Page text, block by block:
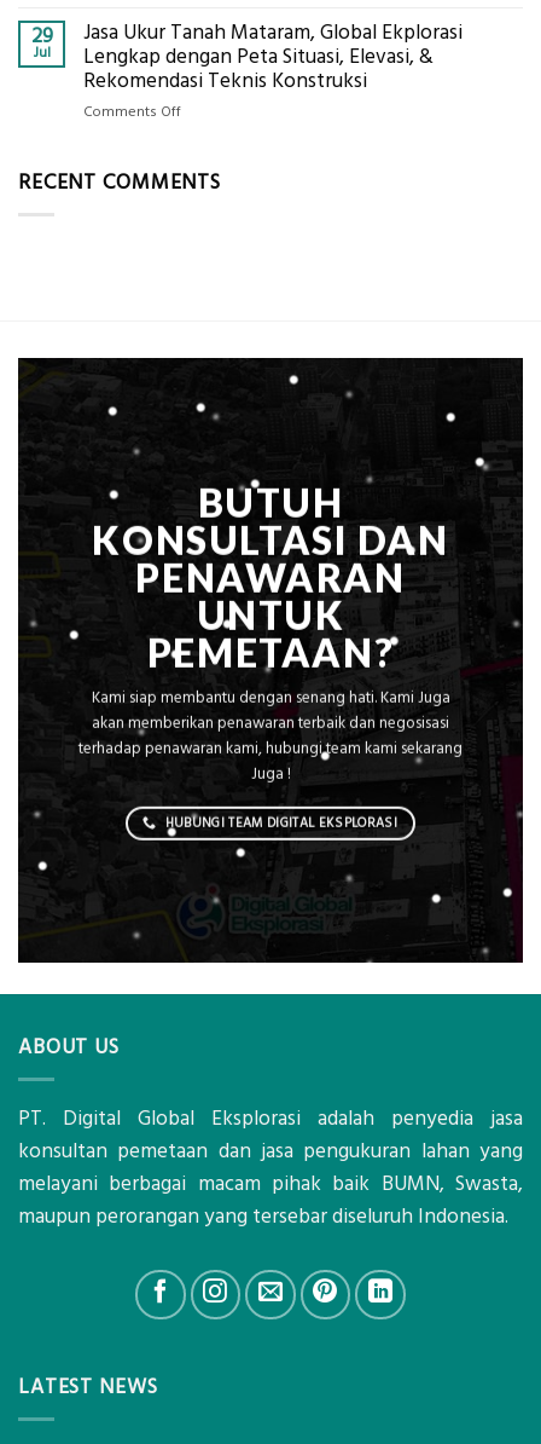
Per
m²
untuk
Solusi
Pemetaan
Presisi
Cara
Mendapatkan
Posisi
Migas
29
Jul
Jasa Ukur Tanah Mataram, Global Ekplorasi
Lengkap dengan Peta Situasi, Elevasi, &
Rekomendasi Teknis Konstruksi
Comments Offon
Tanah
Elevasi,
Rekomendasi
Konstruksi
RECENT COMMENTS
BUTUH
KONSULTASI DAN
PENAWARAN
UNTUK
PEMETAAN?
Kami siap membantu dengan senang hati. Kami Juga
akan memberikan penawaran terbaik dan negosisasi
terhadap penawaran kami, hubungi team kami sekarang
Juga !
HUBUNGI TEAM DIGITAL EKSPLORASI
ABOUT US
PT. Digital Global Eksplorasi adalah penyedia jasa
konsultan pemetaan dan jasa pengukuran lahan yang
melayani berbagai macam pihak baik BUMN, Swasta,
maupun perorangan yang tersebar diseluruh Indonesia.
LATEST NEWS